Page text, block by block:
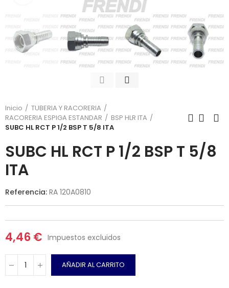
Inicio
TUBERIA Y RACORERIA
RACORERIA ESPIGA ESTANDAR
BSP HLR ITA
SUBC HL RCT P 1/2 BSP T 5/8 ITA
SUBC HL RCT P 1/2 BSP T 5/8
ITA
Referencia: RA 120A0810
4,46 € Impuestos excluidos
AÑADIR AL CARRITO